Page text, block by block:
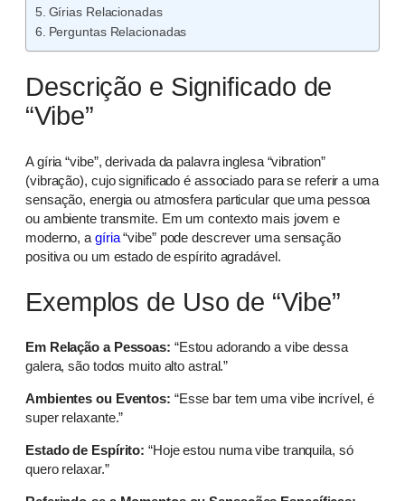
Gírias Relacionadas
Perguntas Relacionadas
Descrição e Significado de
“Vibe”
A gíria “vibe”, derivada da palavra inglesa “vibration”
(vibração), cujo significado é associado para se referir a uma
sensação, energia ou atmosfera particular que uma pessoa
ou ambiente transmite. Em um contexto mais jovem e
moderno, a gíria“vibe” pode descrever uma sensação
positiva ou um estado de espírito agradável.
Exemplos de Uso de “Vibe”
Em Relação a Pessoas: “Estou adorando a vibe dessa
galera, são todos muito alto astral.”
Ambientes ou Eventos: “Esse bar tem uma vibe incrível, é
super relaxante.”
Estado de Espírito: “Hoje estou numa vibe tranquila, só
quero relaxar.”